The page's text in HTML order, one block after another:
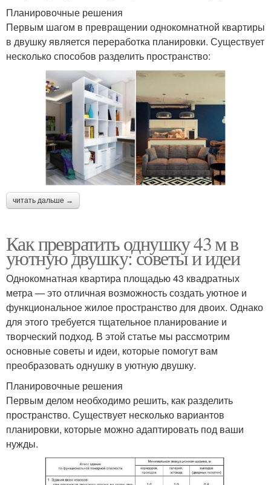
Планировочные решения
Первым шагом в превращении однокомнатной квартиры
в двушку является переработка планировки. Существует
несколько способов разделить пространство:
читать дальше →
Как превратить однушку 43 м в
уютную двушку: советы и идеи
Однокомнатная квартира площадью 43 квадратных
метра — это отличная возможность создать уютное и
функциональное жилое пространство для двоих. Однако
для этого требуется тщательное планирование и
творческий подход. В этой статье мы рассмотрим
основные советы и идеи, которые помогут вам
преобразовать однушку в уютную двушку.
Планировочные решения
Первым делом необходимо решить, как разделить
пространство. Существует несколько вариантов
планировки, которые можно адаптировать под ваши
нужды.